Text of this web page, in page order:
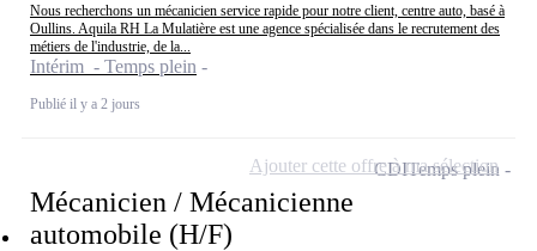
Nous recherchons un mécanicien service rapide pour notre client, centre auto, basé à
Oullins. Aquila RH La Mulatière est une agence spécialisée dans le recrutement des
métiers de l'industrie, de la...
Intérim - Temps plein
Publié il y a 2 jours
Mécanicien / Mécanicienne
automobile (H/F)
CDITemps plein
Ajouter cette offre à ma sélection